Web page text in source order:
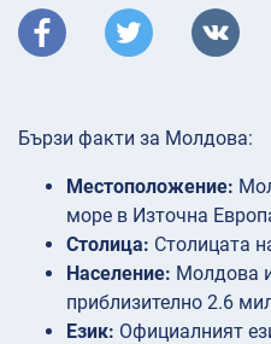
Бързи факти за Молдова:
Местоположение:
море в Източна
Столица: Столицата
Население: Молдова
приблизително 2.6
Език: Официалният